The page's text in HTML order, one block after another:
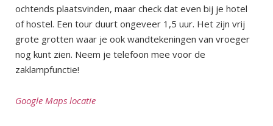
ochtends plaatsvinden, maar check dat even bij je hotel
of hostel. Een tour duurt ongeveer 1,5 uur. Het zijn vrij
grote grotten waar je ook wandtekeningen van vroeger
nog kunt zien. Neem je telefoon mee voor de
zaklampfunctie!
Google Maps locatie